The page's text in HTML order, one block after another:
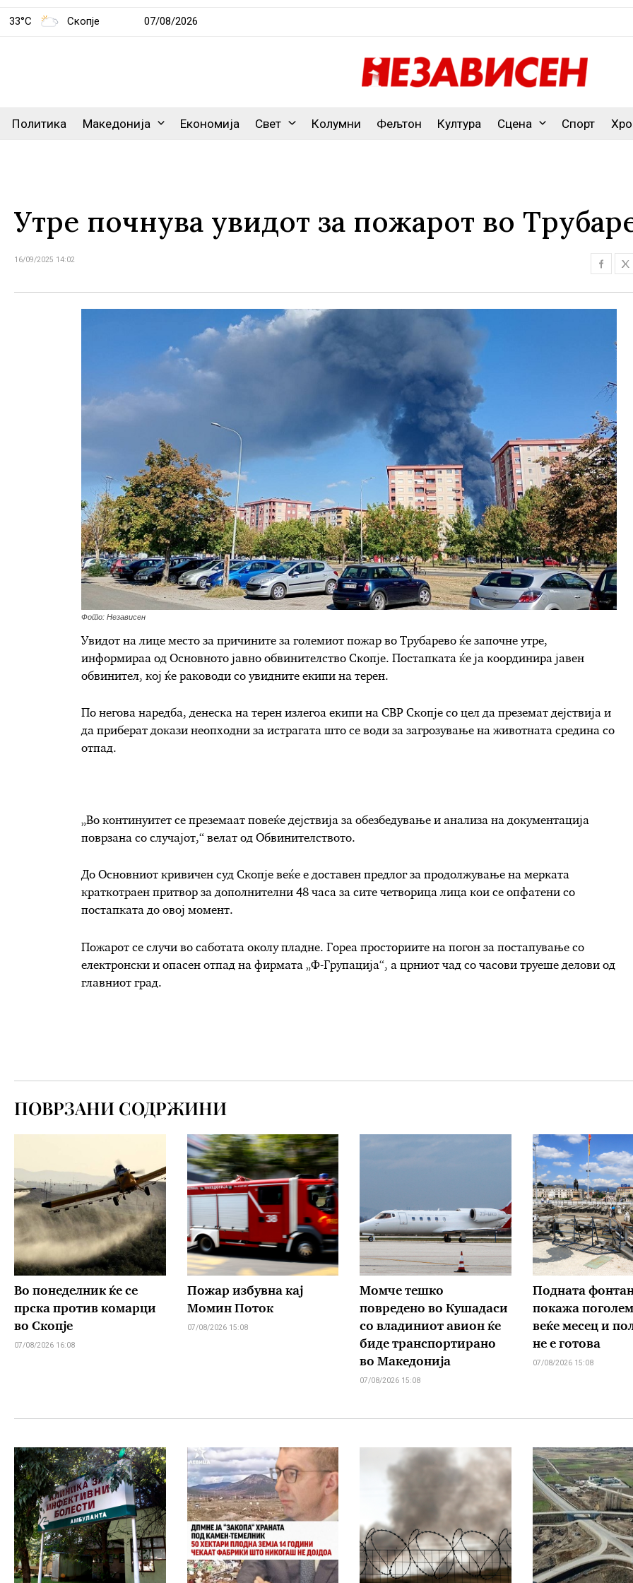
33°C Скопје 07/08/2026
Политика Македонија Економија Свет Колумни Фељтон Култура Сцена Спорт
Утре почнува увидот за пожарот во
16/09/2025 14:02
Фото: Независен
Увидот на лице место за причините за големиот пожар во Трубарево ќе започне утре,
информираа од Основното јавно обвинителство Скопје. Постапката ќе ја координира јавен
обвинител, кој ќе раководи со увидните екипи на терен.
По негова наредба, денеска на терен излегоа екипи на СВР Скопје со цел да преземат дејствија и
да приберат докази неопходни за истрагата што се води за загрозување на животната средина со
отпад.
„Во континуитет се преземаат повеќе дејствија за обезбедување и анализа на документација
поврзана со случајот,“ велат од Обвинителството.
До Основниот кривичен суд Скопје веќе е доставен предлог за продолжување на мерката
краткотраен притвор за дополнителни 48 часа за сите четворица лица кои се опфатени со
постапката до овој момент.
Пожарот се случи во саботата околу пладне. Гореа просториите на погон за постапување со
електронски и опасен отпад на фирмата „Ф-Групација“, а црниот чад со часови труеше делови од
главниот град.
ПОВРЗАНИ СОДРЖИНИ
Во понеделник ќе се
прска против комарци
во Скопје
07/08/2026 16:08
Пожар избувна кај
Момин Поток
07/08/2026 15:08
Момче тешко
повредено во Кушадаси
со владиниот авион ќе
биде транспортирано
во Македонија
07/08/2026 15:08
Подната
покажа поголем
веќе месец и
не е готова
07/08/2026 15:08